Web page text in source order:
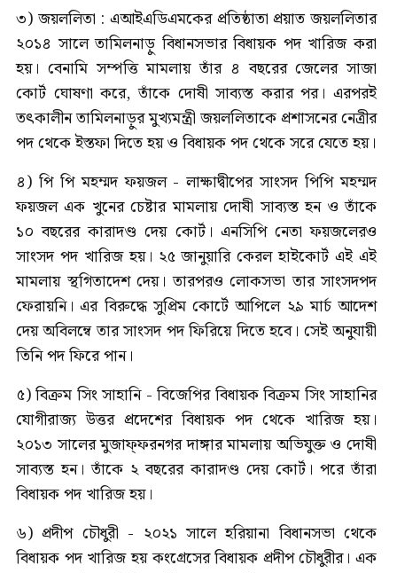
৩) জয়ললিতা : এআইএডিএমকের প্রতিষ্ঠাতা প্রয়াত জয়ললিতার
২০১৪ সালে তামিলনাড়ু বিধানসভার বিধায়ক পদ খারিজ করা
হয়। বেনামি সম্পত্তি মামলায় তাঁর ৪ বছরের জেলের সাজা
কোর্ট ঘোষণা করে, তাঁকে দোষী সাব্যস্ত করার পর। এরপরই
তৎকালীন তামিলনাড়ুর মুখ্যমন্ত্রী জয়ললিতাকে প্রশাসনের নেত্রীর
পদ থেকে ইস্তফা দিতে হয় ও বিধায়ক পদ থেকে সরে যেতে হয়।
৪) পি পি মহম্মদ ফয়জল - লাক্ষাদ্বীপের সাংসদ পিপি মহম্মদ
ফয়জল এক খুনের চেষ্টার মামলায় দোষী সাব্যস্ত হন ও তাঁকে
১০ বছরের কারাদণ্ড দেয় কোর্ট। এনসিপি নেতা ফয়জলেরও
সাংসদ পদ খারিজ হয়। ২৫ জানুয়ারি কেরল হাইকোর্ট এই এই
মামলায় স্থগিতাদেশ দেয়। তারপরও লোকসভা তার সাংসদপদ
ফেরায়নি। এর বিরুদ্ধে সুপ্রিম কোর্টে আপিলে ২৯ মার্চ আদেশ
দেয় অবিলম্বে তার সাংসদ পদ ফিরিয়ে দিতে হবে। সেই অনুযায়ী
তিনি পদ ফিরে পান।
৫) বিক্রম সিং সাহানি - বিজেপির বিধায়ক বিক্রম সিং সাহানির
যোগীরাজ্য উত্তর প্রদেশের বিধায়ক পদ থেকে খারিজ হয়।
২০১৩ সালের মুজাফ্ফরনগর দাঙ্গার মামলায় অভিযুক্ত ও দোষী
সাব্যস্ত হন। তাঁকে ২ বছরের কারাদণ্ড দেয় কোর্ট। পরে তাঁরা
বিধায়ক পদ খারিজ হয়।
৬) প্রদীপ চৌধুরী - ২০২১ সালে হরিয়ানা বিধানসভা থেকে
বিধায়ক পদ খারিজ হয় কংগ্রেসের বিধায়ক প্রদীপ চৌধুরীর। এক